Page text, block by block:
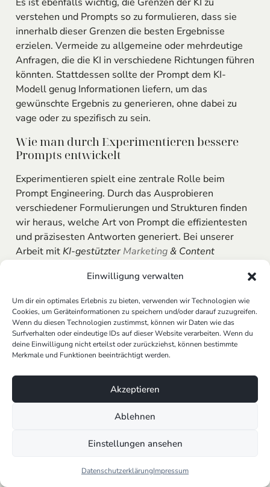
Einwilligung verwalten
Um dir ein optimales Erlebnis zu bieten, verwenden wir Technologien wie
Cookies, um Geräteinformationen zu speichern und/oder darauf zuzugreifen.
Wenn du diesen Technologien zustimmst, können wir Daten wie das
Surfverhalten oder eindeutige IDs auf dieser Website verarbeiten. Wenn du
deine Einwilligung nicht erteilst oder zurückziehst, können bestimmte
Merkmale und Funktionen beeinträchtigt werden.
Akzeptieren
Ablehnen
Einstellungen ansehen
DatenschutzerklärungImpressum
verstehen und Prompts so zu formulieren, dass sie
innerhalb dieser Grenzen die besten Ergebnisse
erzielen. Vermeide zu allgemeine oder mehrdeutige
Anfragen, die die KI in verschiedene Richtungen führen
könnten. Stattdessen sollte der Prompt dem KI-
Modell genug Informationen liefern, um das
gewünschte Ergebnis zu generieren, ohne dabei zu
vage oder zu spezifisch zu sein.
Wie man durch Experimentieren bessere
Prompts entwickelt
Experimentieren spielt eine zentrale Rolle beim
Prompt Engineering. Durch das Ausprobieren
verschiedener Formulierungen und Strukturen finden
wir heraus, welche Art von Prompt die effizientesten
und präzisesten Antworten generiert. Bei unserer
Arbeit mitKI-gestützter Marketing& Content
zu sehen, welche Prompts die ansprechendsten
Inhalte produzieren. Dieser Prozess des
Experimentierens hilft nicht nur dabei, die Interaktion
mit KI-Modellen besser zu verstehen, sondern
ermöglicht es uns auch, maßgeschneiderte Lösungen
zu entwickeln, die perfekt auf die Anforderungen
Ein nützlicher Tipp ist, die Antworten der KI detailliert
zu analysieren und zu notieren, welche Prompts zu
den gewünschten Ergebnissen geführt haben. Diese
zukünftige Prompts noch effektiver zu gestalten.
Beispiele aus der Praxis: Was funktioniert